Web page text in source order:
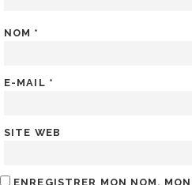
NOM *
E-MAIL *
SITE WEB
ENREGISTRER MON NOM,